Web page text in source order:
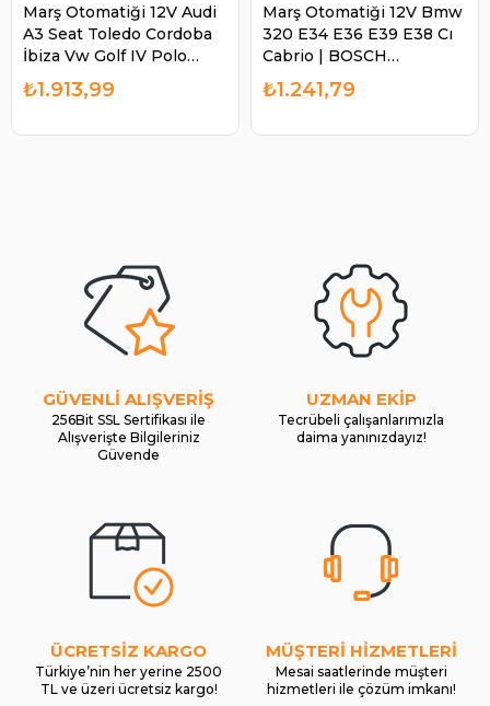
Marş Otomatiği 12V Audi
A3 Seat Toledo Cordoba
İbiza Vw Golf IV Polo
Classıc | BOSCH
1986SE1655
₺1.913,99
Marş Otomatiği 12V Bmw
320 E34 E36 E39 E38 Cı
Cabrio | BOSCH
1986SE1673
₺1.241,79
GÜVENLİ ALIŞVERİŞ
256Bit SSL Sertifikası ile
Alışverişte Bilgileriniz
Güvende
UZMAN EKİP
Tecrübeli çalışanlarımızla
daima yanınızdayız!
ÜCRETSİZ KARGO
Türkiye’nin her yerine 2500
TL ve üzeri ücretsiz kargo!
MÜŞTERİ HİZMETLERİ
Mesai saatlerinde müşteri
hizmetleri ile çözüm imkanı!